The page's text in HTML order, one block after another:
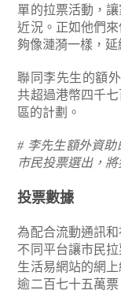
單的拉票活動，
近況。正如他們
夠像漣漪一樣，延
聯同李先生的額
共超過港幣四千
區的計劃。
# 李先生額外資
市民投票選出，將
投票數據
為配合流動通訊
不同平台讓市民
生活易網站的網
逾二百七十五萬